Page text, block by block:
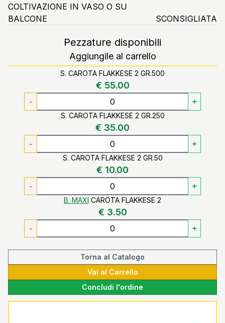
COLTIVAZIONE IN VASO O SU
BALCONE
SCONSIGLIATA
Pezzature disponibili
Aggiungile al carrello
S. CAROTA FLAKKESE 2 GR.500
€ 55.00
- +
S. CAROTA FLAKKESE 2 GR.250
€ 35.00
- +
S. CAROTA FLAKKESE 2 GR.50
€ 10.00
- +
B. MAXI CAROTA FLAKKESE 2
€ 3.50
- +
Torna al Catalogo
Vai al Carrello
Concludi l'ordine